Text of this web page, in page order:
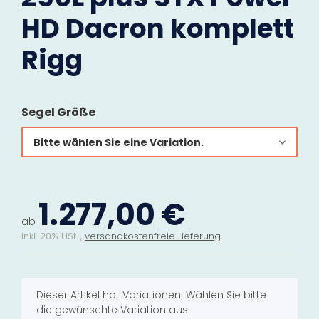
HD Dacron komplett
Rigg
Segel Größe
Bitte wählen Sie eine Variation.
ab 1.277,00 €
inkl. 20% USt. , versandkostenfreie Lieferung
xDieser Artikel hat Variationen. Wählen Sie bitte
die gewünschte Variation aus.